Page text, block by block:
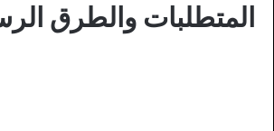
المتطلبات والطرق